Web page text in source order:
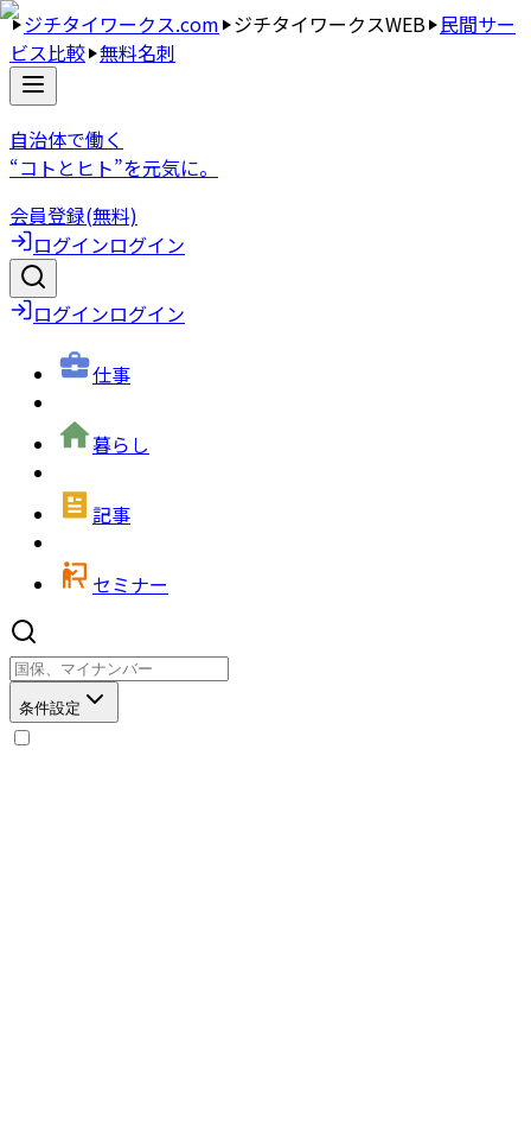
ジチタイワークス.com ジチタイワークスWEB 民間サー
ビス比較 無料名刺
自治体で働く
“コトとヒト”を元気に。
会員登録(無料)
ログインログイン
ログインログイン
仕事
暮らし
記事
セミナー
条件設定